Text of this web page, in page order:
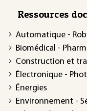
Ressources
Automatique -
Biomédical -
Construction et
Électronique -
Énergies
Environnement -